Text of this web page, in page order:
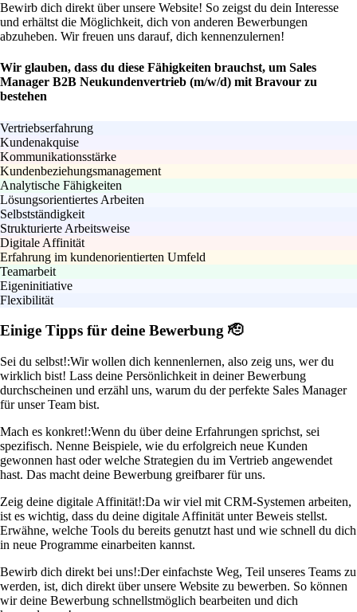
Bewirb dich direkt über unsere Website! So zeigst du dein Interesse
und erhältst die Möglichkeit, dich von anderen Bewerbungen
abzuheben. Wir freuen uns darauf, dich kennenzulernen!
Wir glauben, dass du diese Fähigkeiten brauchst, um Sales
Manager B2B Neukundenvertrieb (m/w/d) mit Bravour zu
bestehen
Vertriebserfahrung
Kundenakquise
Kommunikationsstärke
Kundenbeziehungsmanagement
Analytische Fähigkeiten
Lösungsorientiertes Arbeiten
Selbstständigkeit
Strukturierte Arbeitsweise
Digitale Affinität
Erfahrung im kundenorientierten Umfeld
Teamarbeit
Eigeninitiative
Flexibilität
Einige Tipps für deine Bewerbung 🫡
Sei du selbst!:Wir wollen dich kennenlernen, also zeig uns, wer du
wirklich bist! Lass deine Persönlichkeit in deiner Bewerbung
durchscheinen und erzähl uns, warum du der perfekte Sales Manager
für unser Team bist.
Mach es konkret!:Wenn du über deine Erfahrungen sprichst, sei
spezifisch. Nenne Beispiele, wie du erfolgreich neue Kunden
gewonnen hast oder welche Strategien du im Vertrieb angewendet
hast. Das macht deine Bewerbung greifbarer für uns.
Zeig deine digitale Affinität!:Da wir viel mit CRM-Systemen arbeiten,
ist es wichtig, dass du deine digitale Affinität unter Beweis stellst.
Erwähne, welche Tools du bereits genutzt hast und wie schnell du dich
in neue Programme einarbeiten kannst.
Bewirb dich direkt bei uns!:Der einfachste Weg, Teil unseres Teams zu
werden, ist, dich direkt über unsere Website zu bewerben. So können
wir deine Bewerbung schnellstmöglich bearbeiten und dich